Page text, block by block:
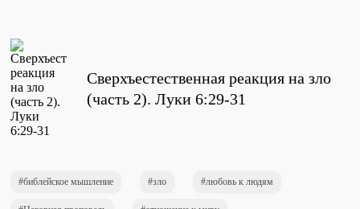
стих за стихом
Сверхъестественная реакция на зло
(часть 2). Луки 6:29-31
библейское мышление зло любовь к людям